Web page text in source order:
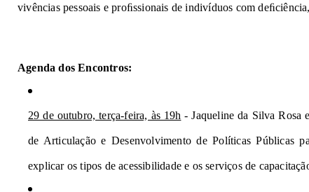
vivências pessoais e proﬁssionais de indivíduos com
Agenda dos Encontros:
29 de outubro, terça-feira, às 19h - Jaqueline da Silva Rosa
de Articulação e Desenvolvimento de Políticas Públicas
explicar os tipos de acessibilidade e os serviços de